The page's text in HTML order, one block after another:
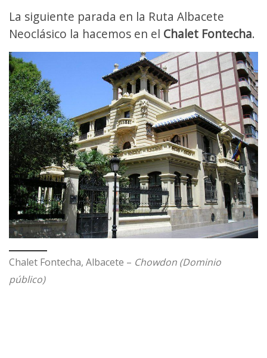
La siguiente parada en la Ruta Albacete
Neoclásico la hacemos en el Chalet Fontecha.
Chalet Fontecha, Albacete – Chowdon (Dominio
público)